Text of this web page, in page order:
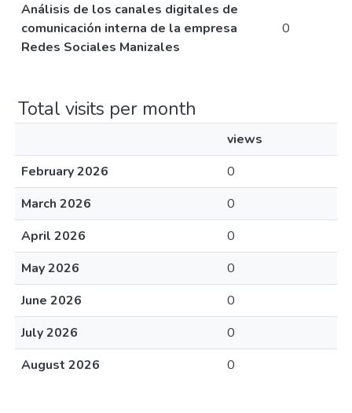
Análisis de los canales digitales de
comunicación interna de la empresa
Redes Sociales Manizales
0
Total visits per month
views
February 2026
0
March 2026
0
April 2026
0
May 2026
0
June 2026
0
July 2026
0
August 2026
0